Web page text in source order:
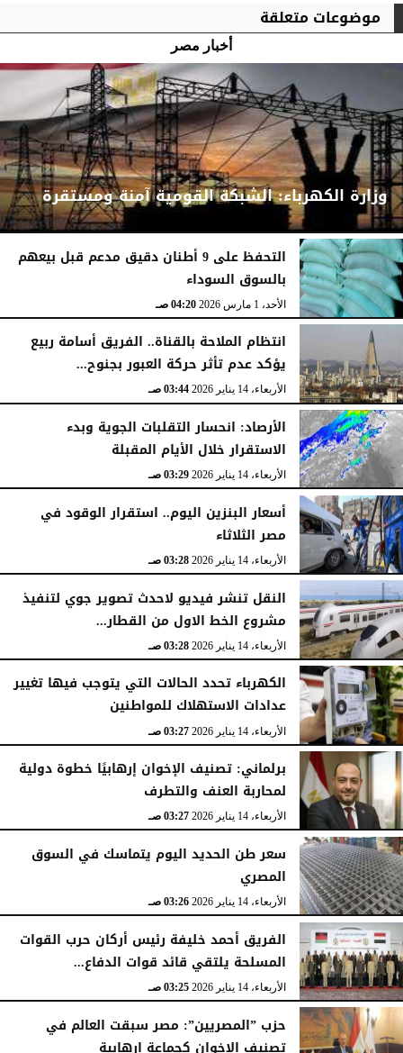
موضوعات متعلقة
أخبار مصر
وزارة الكهرباء: الشبكة القومية آمنة ومستقرة
الأحد، 1 مارس 2026 04:24 صـ
التحفظ على 9 أطنان دقيق مدعم قبل بيعهم
بالسوق السوداء
الأحد، 1 مارس 2026 04:20 صـ
انتظام الملاحة بالقناة.. الفريق أسامة ربيع
يؤكد عدم تأثر حركة العبور بجنوح...
الأربعاء، 14 يناير 2026 03:44 صـ
الأرصاد: انحسار التقلبات الجوية وبدء
الاستقرار خلال الأيام المقبلة
الأربعاء، 14 يناير 2026 03:29 صـ
أسعار البنزين اليوم.. استقرار الوقود في
مصر الثلاثاء
الأربعاء، 14 يناير 2026 03:28 صـ
النقل تنشر فيديو لاحدث تصوير جوي لتنفيذ
مشروع الخط الاول من القطار...
الأربعاء، 14 يناير 2026 03:28 صـ
الكهرباء تحدد الحالات التي يتوجب فيها تغيير
عدادات الاستهلاك للمواطنين
الأربعاء، 14 يناير 2026 03:27 صـ
برلماني: تصنيف الإخوان إرهابيًا خطوة دولية
لمحاربة العنف والتطرف
الأربعاء، 14 يناير 2026 03:27 صـ
سعر طن الحديد اليوم يتماسك في السوق
المصري
الأربعاء، 14 يناير 2026 03:26 صـ
الفريق أحمد خليفة رئيس أركان حرب القوات
المسلحة يلتقي قائد قوات الدفاع...
الأربعاء، 14 يناير 2026 03:25 صـ
حزب ”المصريين”: مصر سبقت العالم في
تصنيف الإخوان كجماعة إرهابية